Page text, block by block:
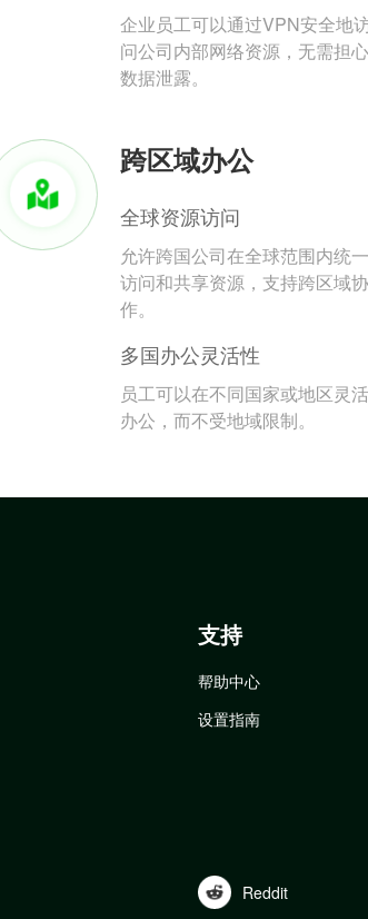
企业员工可以通过VPN安全地
问公司内部网络资源，无需担心
数据泄露。
跨区域办公
全球资源访问
允许跨国公司在全球范围内统一
访问和共享资源，支持跨区域协
作。
多国办公灵活性
员工可以在不同国家或地区灵活
办公，而不受地域限制。
支持
帮助中心
设置指南
Reddit